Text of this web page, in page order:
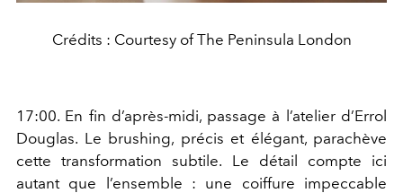
Crédits : Courtesy of The Peninsula London
17:00. En fin d’après-midi, passage à l’atelier d’Errol
Douglas. Le brushing, précis et élégant, parachève
cette transformation subtile. Le détail compte ici
autant que l’ensemble : une coiffure impeccable